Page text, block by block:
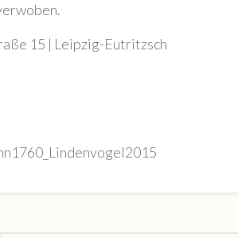
15 | Leipzig-Eutritzsch